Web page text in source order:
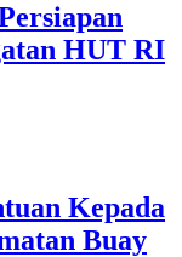
HUT RI
Kepada
Buay